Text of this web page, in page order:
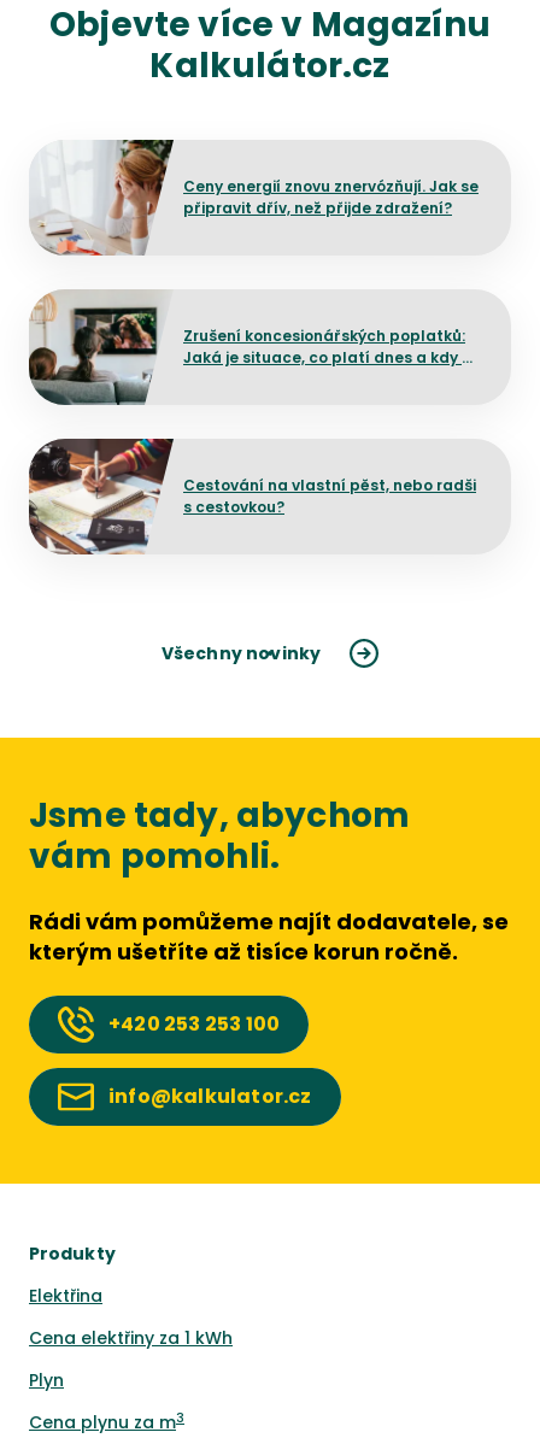
Objevte více v Magazínu
Kalkulátor.cz
Ceny energií znovu znervózňují. Jak se
připravit dřív, než přijde zdražení?
Přejít na detail článku
Zrušení koncesionářských poplatků:
Jaká je situace, co platí dnes a kdy by
Přejít na detail článku
Cestování na vlastní pěst, nebo radši
s cestovkou?
Přejít na detail článku
Všechny novinky
Jsme tady, abychom
vám pomohli.
Rádi vám pomůžeme najít dodavatele, se
kterým ušetříte až tisíce korun ročně.
+420 253 253 100
info@kalkulator.cz
Produkty
Elektřina
Cena elektřiny za 1 kWh
Plyn
Cena plynu za m3